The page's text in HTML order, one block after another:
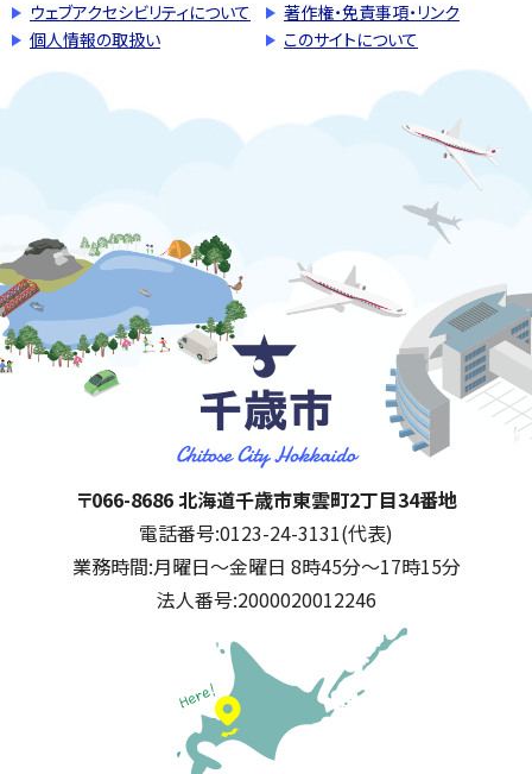
ウェブアクセシビリティについて
著作権・免責事項・リンク
個人情報の取扱い
このサイトについて
千歳市
住所:
〒066-8686 北海道千歳市東雲町2丁目34番地
電話番号:0123-24-3131(代表)
業務時間:月曜日～金曜日 8時45分～17時15分
法人番号:2000020012246